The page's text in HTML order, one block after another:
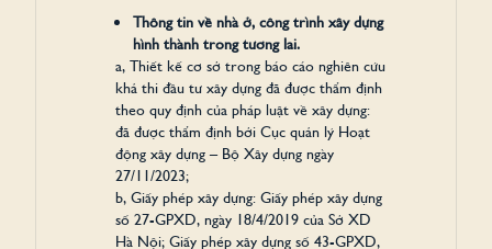
MẶT BẰNG TẦNG
MẶT BẰNG CĂN HỘ
TIỆN ÍCH
LUMI PRESTIGE
MẶT BẰNG TẦNG
MẶT BẰNG CĂN HỘ
TIỆN ÍCH
MẶT BẰNG TẦNG
MẶT BẰNG CĂN HỘ
Thông tin về nhà ở, công trình xây dựng
hình thành trong tương lai.
a, Thiết kế cơ sở trong báo cáo nghiên cứu
khả thi đầu tư xây dựng đã được thẩm định
theo quy định của pháp luật về xây dựng:
đã được thẩm định bởi Cục quản lý Hoạt
động xây dựng – Bộ Xây dựng ngày
27/11/2023;
b, Giấy phép xây dựng: Giấy phép xây dựng
số 27-GPXD, ngày 18/4/2019 của Sở XD
Hà Nội; Giấy phép xây dựng số 43-GPXD,